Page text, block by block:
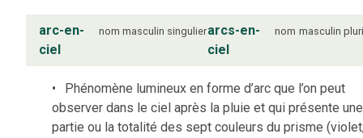
arc-en-
ciel
nom masculin singulierarcs-en-
ciel
nom masculin
Phénomène lumineux en forme d’arc que l’on peut
observer dans le ciel après la pluie et qui présente une
partie ou la totalité des sept couleurs du prisme